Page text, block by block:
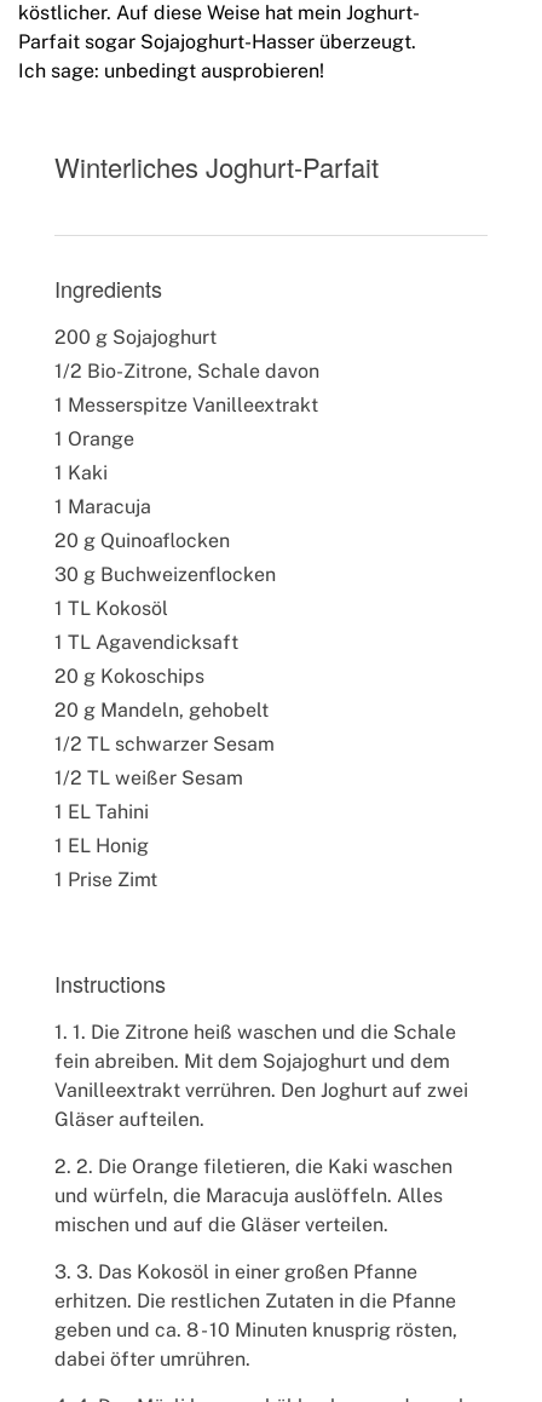
köstlicher. Auf diese Weise hat mein Joghurt-
Parfait sogar Sojajoghurt-Hasser überzeugt.
Ich sage: unbedingt ausprobieren!
Winterliches Joghurt-Parfait
Ingredients
200 g Sojajoghurt
1/2 Bio-Zitrone, Schale davon
1 Messerspitze Vanilleextrakt
1 Orange
1 Kaki
1 Maracuja
20 g Quinoaflocken
30 g Buchweizenflocken
1 TL Kokosöl
1 TL Agavendicksaft
20 g Kokoschips
20 g Mandeln, gehobelt
1/2 TL schwarzer Sesam
1/2 TL weißer Sesam
1 EL Tahini
1 EL Honig
1 Prise Zimt
Instructions
1. Die Zitrone heiß waschen und die Schale
fein abreiben. Mit dem Sojajoghurt und dem
Vanilleextrakt verrühren. Den Joghurt auf zwei
Gläser aufteilen.
2. Die Orange filetieren, die Kaki waschen
und würfeln, die Maracuja auslöffeln. Alles
mischen und auf die Gläser verteilen.
3. Das Kokosöl in einer großen Pfanne
erhitzen. Die restlichen Zutaten in die Pfanne
geben und ca. 8 - 10 Minuten knusprig rösten,
dabei öfter umrühren.